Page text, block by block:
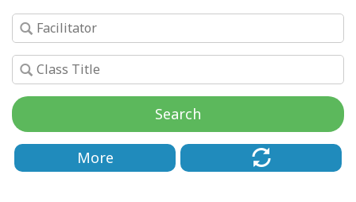
Regions
Koulutukset
Search
More